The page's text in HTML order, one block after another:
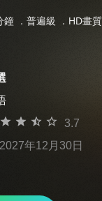
． 普遍級 ．HD畫質
3.7
年12月30日